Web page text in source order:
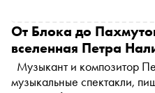
От Блока до
вселенная Петра
Музыкант и композитор
музыкальные спектакли,